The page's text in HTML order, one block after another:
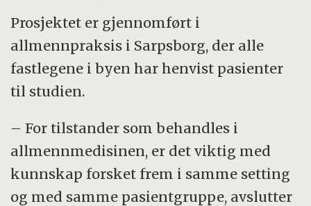
Prosjektet er gjennomført i
allmennpraksis i Sarpsborg, der alle
fastlegene i byen har henvist pasienter
til studien.
– For tilstander som behandles i
allmennmedisinen, er det viktig med
kunnskap forsket frem i samme setting
og med samme pasientgruppe, avslutter